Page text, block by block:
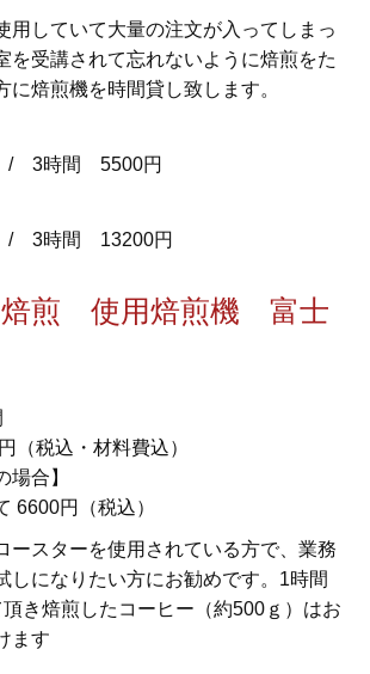
用していて大量の注文が入ってしまっ
を受講されて忘れないように焙煎をた
に焙煎機を時間貸し致します。
3時間 5500円
3時間 13200円
煎 使用焙煎機 富士
（税込・材料費込）
場合】
6600円（税込）
ースターを使用されている方で、業務
しになりたい方にお勧めです。1時間
き焙煎したコーヒー（約500ｇ）はお
ます